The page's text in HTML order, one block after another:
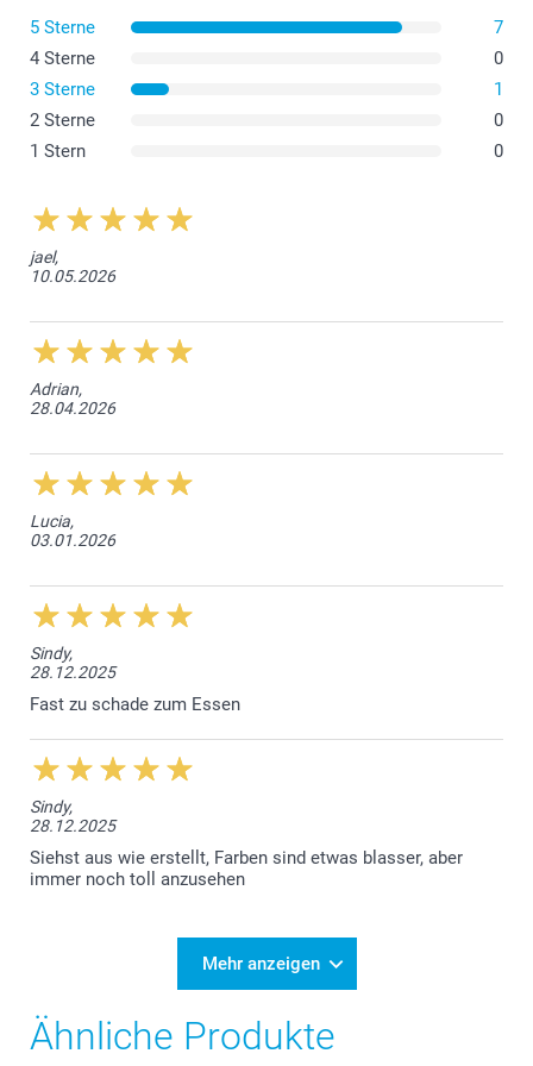
5 Sterne
7
4 Sterne
0
3 Sterne
1
2 Sterne
0
1 Stern
0
jael,
10.05.2026
Adrian,
28.04.2026
Lucia,
03.01.2026
Sindy,
28.12.2025
Fast zu schade zum Essen
Sindy,
28.12.2025
Siehst aus wie erstellt, Farben sind etwas blasser, aber
immer noch toll anzusehen
Mehr anzeigen
Ähnliche Produkte